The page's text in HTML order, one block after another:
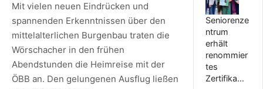
Mit vielen neuen Eindrücken und
spannenden Erkenntnissen über den
mittelalterlichen Burgenbau traten die
Wörschacher in den frühen
Abendstunden die Heimreise mit der
ÖBB an. Den gelungenen Ausflug ließen
Seniorenze
ntrum
erhält
renommier
tes
Zertifika…